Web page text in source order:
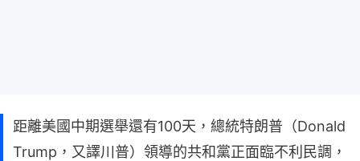
距離美國中期選舉還有100天，總統特朗普（Donald
Trump，又譯川普）領導的共和黨正面臨不利民調，